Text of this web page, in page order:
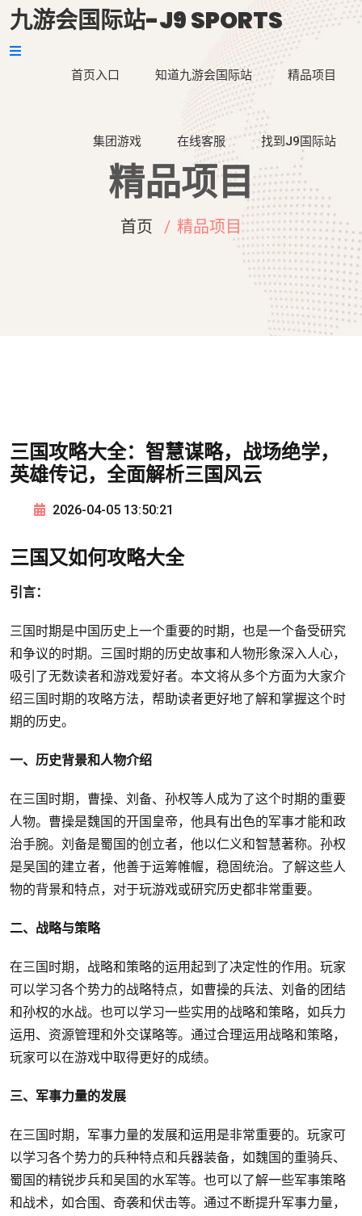
九游会国际站-J9 SPORTS
首页入口 知道九游会国际站 精品项目
集团游戏 在线客服 找到J9国际站
精品项目
首页 精品项目
三国攻略大全：智慧谋略，战场绝学，
英雄传记，全面解析三国风云
2026-04-05 13:50:21
三国又如何攻略大全
引言：
三国时期是中国历史上一个重要的时期，也是一个备受研究
和争议的时期。三国时期的历史故事和人物形象深入人心，
吸引了无数读者和游戏爱好者。本文将从多个方面为大家介
绍三国时期的攻略方法，帮助读者更好地了解和掌握这个时
期的历史。
一、历史背景和人物介绍
在三国时期，曹操、刘备、孙权等人成为了这个时期的重要
人物。曹操是魏国的开国皇帝，他具有出色的军事才能和政
治手腕。刘备是蜀国的创立者，他以仁义和智慧著称。孙权
是吴国的建立者，他善于运筹帷幄，稳固统治。了解这些人
物的背景和特点，对于玩游戏或研究历史都非常重要。
二、战略与策略
在三国时期，战略和策略的运用起到了决定性的作用。玩家
可以学习各个势力的战略特点，如曹操的兵法、刘备的团结
和孙权的水战。也可以学习一些实用的战略和策略，如兵力
运用、资源管理和外交谋略等。通过合理运用战略和策略，
玩家可以在游戏中取得更好的成绩。
三、军事力量的发展
在三国时期，军事力量的发展和运用是非常重要的。玩家可
以学习各个势力的兵种特点和兵器装备，如魏国的重骑兵、
蜀国的精锐步兵和吴国的水军等。也可以了解一些军事策略
和战术，如合围、奇袭和伏击等。通过不断提升军事力量，